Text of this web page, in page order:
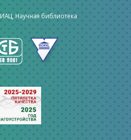
ИАЦ, Научная библиотека